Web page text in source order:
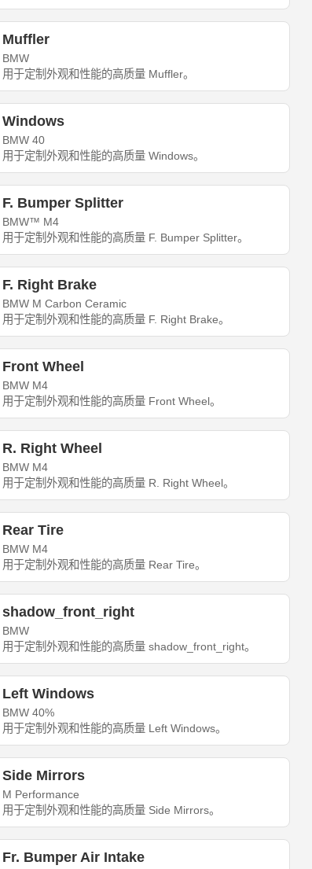
Muffler
BMW
用于定制外观和性能的高质量 Muffler。
Windows
BMW 40
用于定制外观和性能的高质量 Windows。
F. Bumper Splitter
BMW™ M4
用于定制外观和性能的高质量 F. Bumper Splitter。
F. Right Brake
BMW M Carbon Ceramic
用于定制外观和性能的高质量 F. Right Brake。
Front Wheel
BMW M4
用于定制外观和性能的高质量 Front Wheel。
R. Right Wheel
BMW M4
用于定制外观和性能的高质量 R. Right Wheel。
Rear Tire
BMW M4
用于定制外观和性能的高质量 Rear Tire。
shadow_front_right
BMW
用于定制外观和性能的高质量 shadow_front_right。
Left Windows
BMW 40%
用于定制外观和性能的高质量 Left Windows。
Side Mirrors
M Performance
用于定制外观和性能的高质量 Side Mirrors。
Fr. Bumper Air Intake